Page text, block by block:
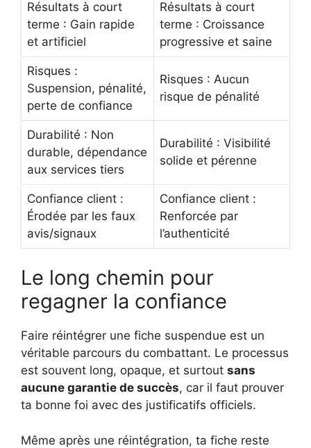
Résultats à court
terme : Gain rapide
et artificiel
Résultats à court
terme : Croissance
progressive et saine
Risques :
Suspension, pénalité,
perte de confiance
Risques : Aucun
risque de pénalité
Durabilité : Non
durable, dépendance
aux services tiers
Durabilité : Visibilité
solide et pérenne
Confiance client :
Érodée par les faux
avis/signaux
Confiance client :
Renforcée par
l’authenticité
Le long chemin pour
regagner la confiance
Faire réintégrer une fiche suspendue est un
véritable parcours du combattant. Le processus
est souvent long, opaque, et surtout sans
aucune garantie de succès, car il faut prouver
ta bonne foi avec des justificatifs officiels.
Même après une réintégration, ta fiche reste